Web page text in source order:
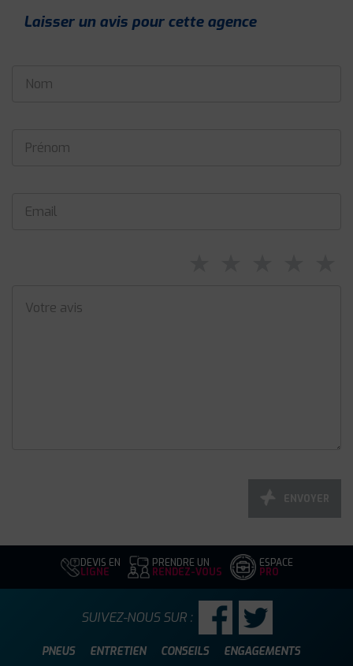
Laisser un avis pour cette agence
ENVOYER
DEVIS EN
LIGNE
PRENDRE UN
RENDEZ-VOUS
ESPACE
PRO
PNEUS ENTRETIEN CONSEILS ENGAGEMENTS
SUIVEZ-NOUS SUR :